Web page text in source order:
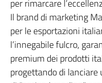
per rimarcare
Il brand di marketing
per le esportazioni
l’innegabile fulcro,
premium dei prodotti
progettando di lanciare